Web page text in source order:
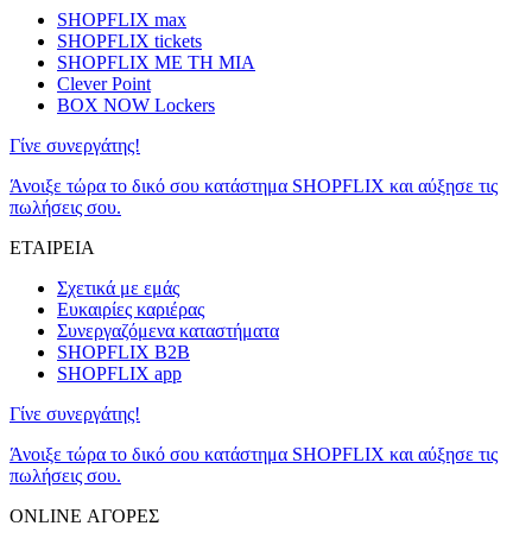
SHOPFLIX max
SHOPFLIX tickets
SHOPFLIX ΜΕ ΤΗ ΜΙΑ
Clever Point
BOX NOW Lockers
Γίνε συνεργάτης!
Άνοιξε τώρα το δικό σου κατάστημα SHOPFLIX και αύξησε τις
πωλήσεις σου.
ΕΤΑΙΡΕΙΑ
Σχετικά με εμάς
Ευκαιρίες καριέρας
Συνεργαζόμενα καταστήματα
SHOPFLIX B2B
SHOPFLIX app
Γίνε συνεργάτης!
Άνοιξε τώρα το δικό σου κατάστημα SHOPFLIX και αύξησε τις
πωλήσεις σου.
ONLINE ΑΓΟΡΕΣ